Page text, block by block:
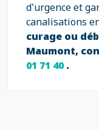
d'urgence et
canalisations
curage ou
Maumont,
01 71 40.